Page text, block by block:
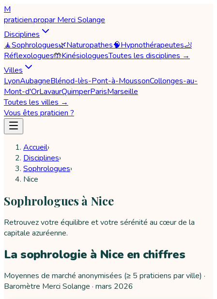
M
praticien.propar Merci Solange
Disciplines
🧘Sophrologues🌿Naturopathes🧠Hypnothérapeutes🦶
Réflexologues🤲KinésiologuesToutes les disciplines →
Villes
LyonAubagneBlénod-lès-Pont-à-MoussonCollonges-au-
Mont-d'OrLavaurQuimperParisMarseille
Toutes les villes →
Vous êtes praticien ?
Accueil›
Disciplines›
Sophrologues›
Nice
Sophrologues à Nice
Retrouvez votre équilibre et votre sérénité au cœur de la
capitale azuréenne.
La sophrologie à Nice en chiffres
Moyennes de marché anonymisées (≥ 5 praticiens par ville) ·
Baromètre Merci Solange · mars 2026